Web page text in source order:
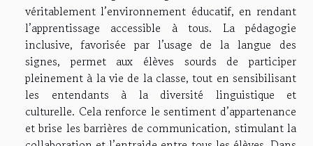
véritablement l’environnement éducatif, en rendant
l’apprentissage accessible à tous. La pédagogie
inclusive, favorisée par l’usage de la langue des
signes, permet aux élèves sourds de participer
pleinement à la vie de la classe, tout en sensibilisant
les entendants à la diversité linguistique et
culturelle. Cela renforce le sentiment d’appartenance
et brise les barrières de communication, stimulant la